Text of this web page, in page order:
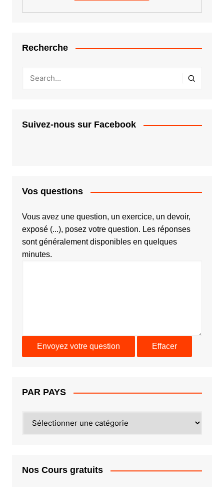
Recherche
Suivez-nous sur Facebook
Vos questions
Vous avez une question, un exercice, un devoir,
exposé (...), posez votre question. Les réponses
sont généralement disponibles en quelques
minutes.
PAR PAYS
PAYS
Nos Cours gratuits